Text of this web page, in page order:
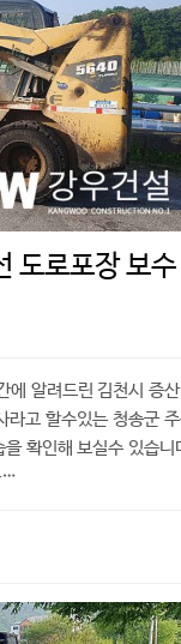
도로포장 보수
에 알려드린 김천시 증
라고 할수있는 청송군
확인해 보실수 있습니
…